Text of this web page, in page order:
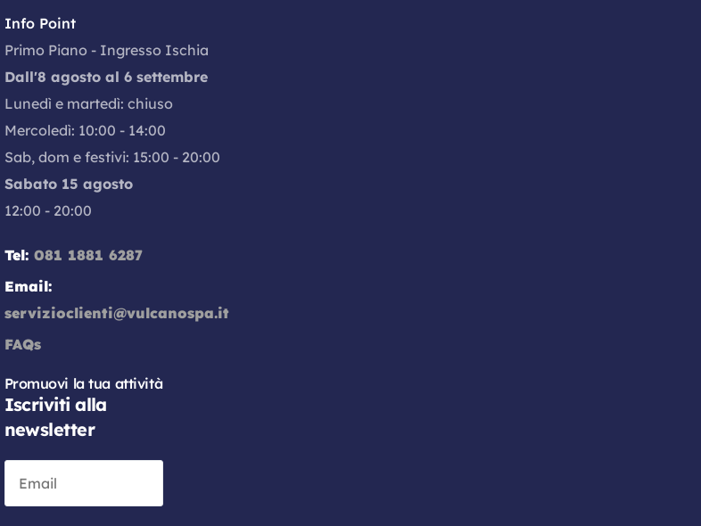
Info Point
Primo Piano - Ingresso Ischia
Dall'8 agosto al 6 settembre
Lunedì e martedì: chiuso
Mercoledì: 10:00 - 14:00
Sab, dom e festivi: 15:00 - 20:00
Sabato 15 agosto
12:00 - 20:00
Tel:081 1881 6287
Email:
servizioclienti@vulcanospa.it
FAQs
Promuovi la tua attività
Iscriviti alla
newsletter